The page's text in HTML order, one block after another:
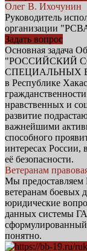
Олег В. Ихочунин
Руководитель
организации
Задать вопрос
Основная задача
"РОССИЙСКИЙ
СПЕЦИАЛЬНЫХ
в Республике
нравственных и
развитие
важнейшими
способного
интересах России,
её безопасности.
Ветеранам
Мы
ветеранам боевых
юридические
данных системы
понятно.